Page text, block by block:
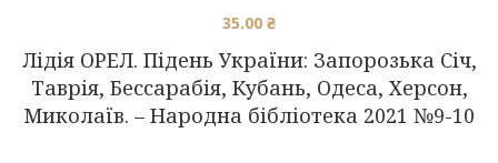
Лідія ОРЕЛ. Підень України: Запорозька Січ,
Таврія, Бессарабія, Кубань, Одеса, Херсон,
Миколаїв. – Народна бібліотека 2021 №9-10
35.00 ₴